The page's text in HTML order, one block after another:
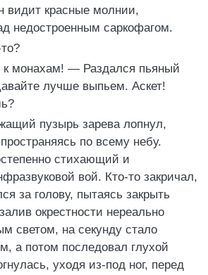
видит красные молнии,
недостроенным саркофагом.
монахам! — Раздался пьяный
лучше выпьем. Аскет!
пузырь зарева лопнул,
по всему небу.
стихающий и
вой. Кто-то закричал,
за голову, пытаясь закрыть
окрестности нереально
светом, на секунду стало
а потом последовал глухой
уходя из-под ног, перед